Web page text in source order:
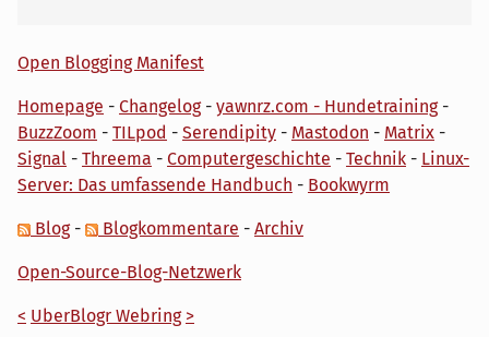
Open Blogging Manifest
Homepage - Changelog- yawnrz.com - Hundetraining-
BuzzZoom - TILpod - Serendipity - Mastodon - Matrix -
Signal - Threema - Computergeschichte - Technik - Linux-
Server: Das umfassende Handbuch - Bookwyrm
Blog- Blogkommentare - Archiv
Open-Source-Blog-Netzwerk
< UberBlogr Webring >